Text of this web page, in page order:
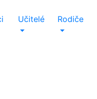
Učitelé Rodiče